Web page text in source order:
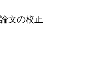
文の校正